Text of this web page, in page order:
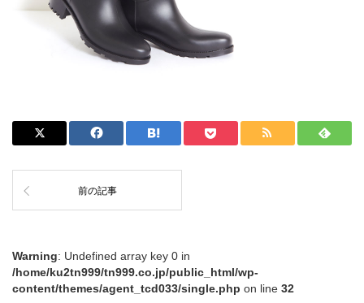
前の記事
Warning: Undefined array key 0 in
/home/ku2tn999/tn999.co.jp/public_html/wp-
content/themes/agent_tcd033/single.php on line 32